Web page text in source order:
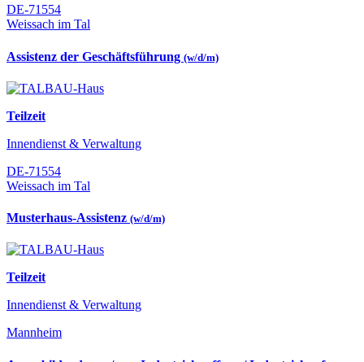
DE-71554
Weissach im Tal
Assistenz der Geschäftsführung (w/d/m)
Teilzeit
Innendienst & Verwaltung
DE-71554
Weissach im Tal
Musterhaus-Assistenz (w/d/m)
Teilzeit
Innendienst & Verwaltung
Mannheim